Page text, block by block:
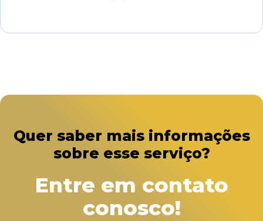
Quer saber mais informações
sobre esse serviço?
Entre em contato
conosco!